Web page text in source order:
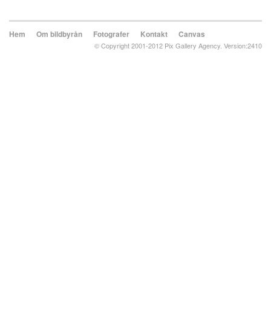
Hem Om bildbyrån Fotografer Kontakt Canvas
© Copyright 2001-2012 Pix Gallery Agency. Version:2410